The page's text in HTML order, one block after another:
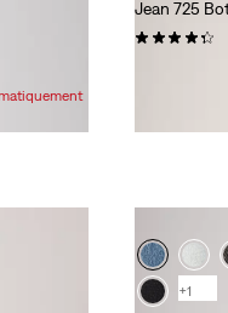
Jean 725
+1